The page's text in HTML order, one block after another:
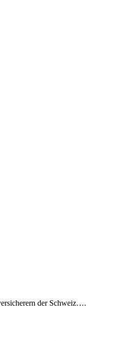
der Schweiz….